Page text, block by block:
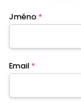
Jméno *
Email *